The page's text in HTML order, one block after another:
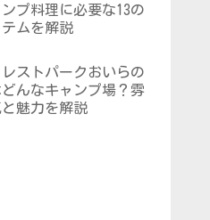
プ料理に必要な13の
ムを解説
レストパークおいらの
んなキャンプ場？雰
と魅力を解説